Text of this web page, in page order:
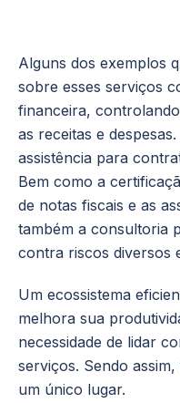
Alguns dos exemplos
sobre esses serviços
financeira,
as receitas e
assistência para
Bem como a
de notas fiscais e as
também a consultoria
contra riscos diversos
Um ecossistema
melhora sua
necessidade de lidar
serviços. Sendo
um único lugar.